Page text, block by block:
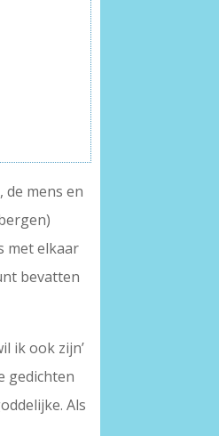
de mens en
met elkaar
bevatten
ik ook zijn’
gedichten
Als